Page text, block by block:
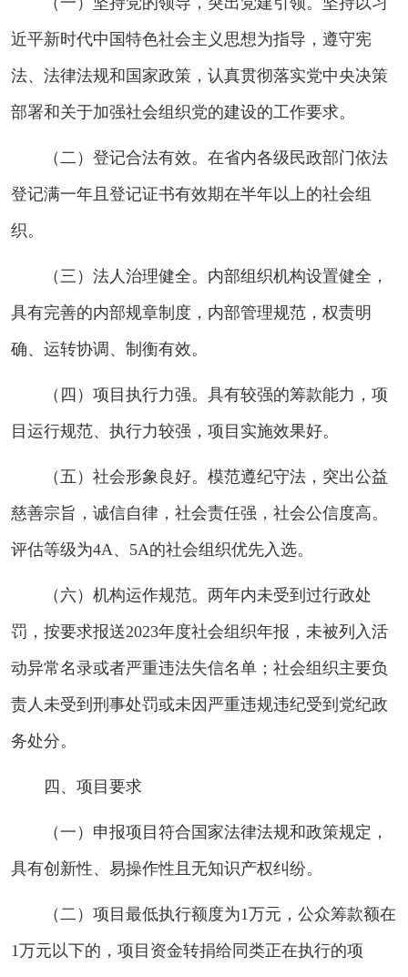
近平新时代中国特色社会主义思想为指导，遵守宪
法、法律法规和国家政策，认真贯彻落实党中央决策
部署和关于加强社会组织党的建设的工作要求。
（二）登记合法有效。在省内各级民政部门依法
登记满一年且登记证书有效期在半年以上的社会组
织。
（三）法人治理健全。内部组织机构设置健全，
具有完善的内部规章制度，内部管理规范，权责明
确、运转协调、制衡有效。
（四）项目执行力强。具有较强的筹款能力，项
目运行规范、执行力较强，项目实施效果好。
（五）社会形象良好。模范遵纪守法，突出公益
慈善宗旨，诚信自律，社会责任强，社会公信度高。
评估等级为4A、5A的社会组织优先入选。
（六）机构运作规范。两年内未受到过行政处
罚，按要求报送2023年度社会组织年报，未被列入活
动异常名录或者严重违法失信名单；社会组织主要负
责人未受到刑事处罚或未因严重违规违纪受到党纪政
务处分。
四、项目要求
（一）申报项目符合国家法律法规和政策规定，
具有创新性、易操作性且无知识产权纠纷。
（二）项目最低执行额度为1万元，公众筹款额在
1万元以下的，项目资金转捐给同类正在执行的项